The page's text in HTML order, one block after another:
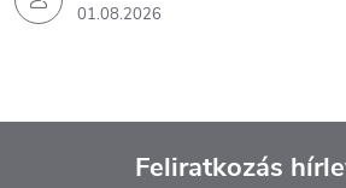
01.08.2026
Feliratkozás